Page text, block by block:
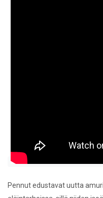
Pennut edustavat uutta